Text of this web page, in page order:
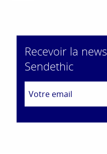
Recevoir la
Sendethic